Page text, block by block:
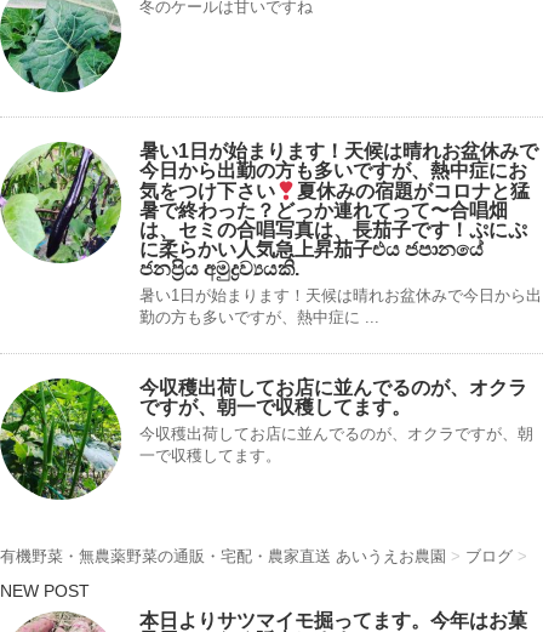
冬のケールは甘いですね
暑い1日が始まります！天候は晴れお盆休みで
今日から出勤の方も多いですが、熱中症にお
気をつけ下さい
夏休みの宿題がコロナと猛
暑で終わった？どっか連れてって〜合唱畑
は、セミの合唱写真は、長茄子です！ぷにぷ
に柔らかい人気急上昇茄子එය ජපානයේ
ජනප්‍රිය අමුද්‍රව්‍යයකි.
暑い1日が始まります！天候は晴れお盆休みで今日から出
勤の方も多いですが、熱中症に ...
今収穫出荷してお店に並んでるのが、オクラ
ですが、朝一で収穫してます。
今収穫出荷してお店に並んでるのが、オクラですが、朝
一で収穫してます。
有機野菜・無農薬野菜の通販・宅配・農家直送 あいうえお農園 > ブログ >
NEW POST
本日よりサツマイモ掘ってます。今年はお菓